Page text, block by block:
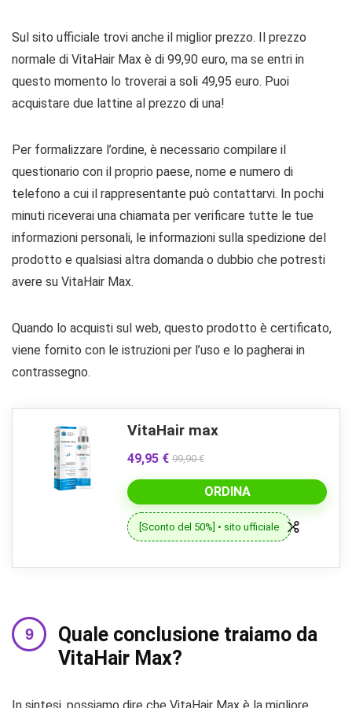
Sul sito ufficiale trovi anche il miglior prezzo. Il prezzo
normale di VitaHair Max è di 99,90 euro, ma se entri in
questo momento lo troverai a soli 49,95 euro. Puoi
acquistare due lattine al prezzo di una!
Per formalizzare l’ordine, è necessario compilare il
questionario con il proprio paese, nome e numero di
telefono a cui il rappresentante può contattarvi. In pochi
minuti riceverai una chiamata per verificare tutte le tue
informazioni personali, le informazioni sulla spedizione del
prodotto e qualsiasi altra domanda o dubbio che potresti
avere su VitaHair Max.
Quando lo acquisti sul web, questo prodotto è certificato,
viene fornito con le istruzioni per l’uso e lo pagherai in
contrassegno.
VitaHair max
49,95 € 99,90 €
ORDINA
[Sconto del 50%] • sito ufficiale
Quale conclusione traiamo da
VitaHair Max?